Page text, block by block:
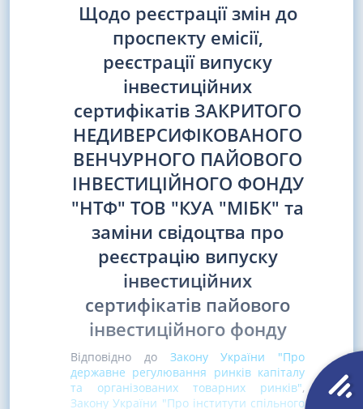
Щодо реєстрації змін до
проспекту емісії,
реєстрації випуску
інвестиційних
сертифікатів ЗАКРИТОГО
НЕДИВЕРСИФІКОВАНОГО
ВЕНЧУРНОГО ПАЙОВОГО
ІНВЕСТИЦІЙНОГО ФОНДУ
"НТФ" ТОВ "КУА "МІБК" та
заміни свідоцтва про
реєстрацію випуску
інвестиційних
сертифікатів пайового
інвестиційного фонду
Відповідно до Закону України "Про
державне регулювання ринків капіталу
та організованих товарних ринків",
Закону України "Про інститути спільного